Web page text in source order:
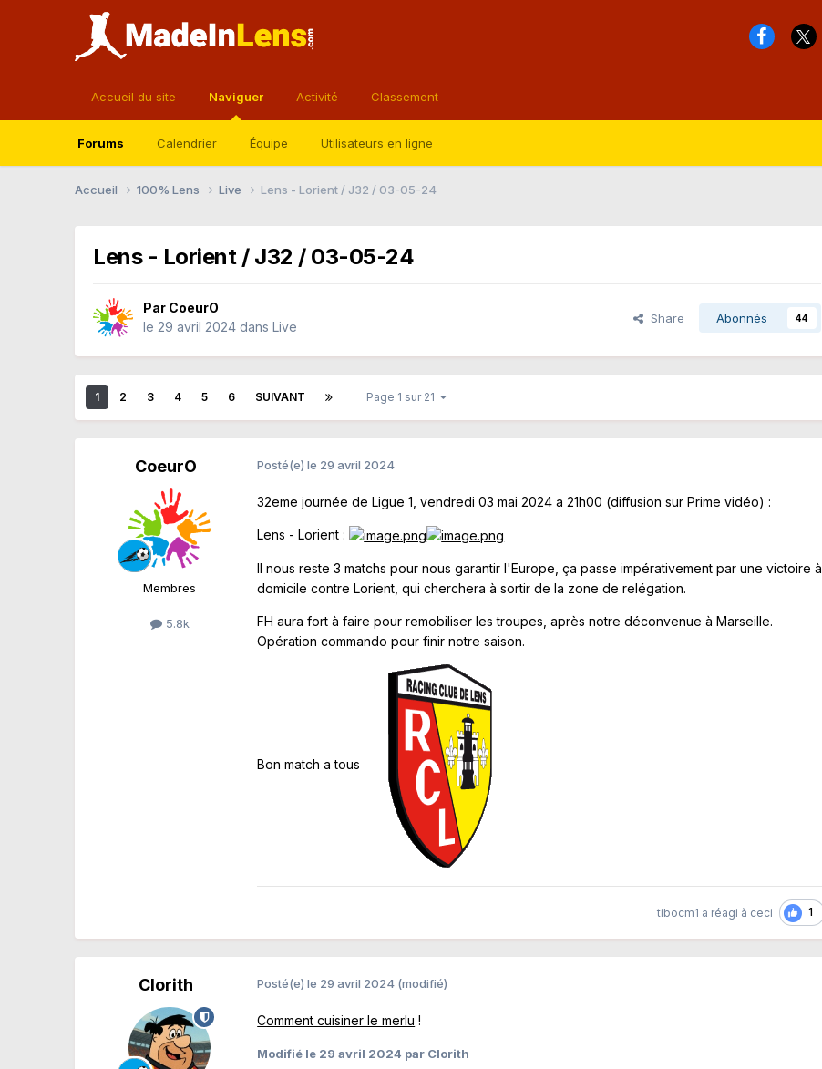
Accueil du site Naviguer
Forums Calendrier Équipe Utilisateurs en ligne
Activité Classement
Accueil 100% Lens Live Lens - Lorient / J32 / 03-05-24
Lens - Lorient / J32 / 03-05-24
Par CoeurO
le 29 avril 2024 dansLive
Share Abonnés 44
1 2 3 4 5 6 SUIVANT Page 1 sur 21
CoeurO
Membres
5.8k
Posté(e)le 29 avril 2024
32eme journée de Ligue 1, vendredi 03 mai 2024 a 21h00 (diffusion sur Prime vidéo):
Lens - Lorient:
Il nous reste 3 matchs pour nous garantir l'Europe, ça passe impérativement par une victoire à
domicile contre Lorient, qui cherchera à sortir de la zone de relégation.
FH aura fort à faire pour remobiliser les troupes, après notre déconvenue à Marseille.
Opération commando pour finir notre saison.
Bon match a tous
tibocm1 a réagi à ceci 1
Clorith Posté(e)le 29 avril 2024 (modifié)
Comment cuisiner le merlu !
Modifié le 29 avril 2024 par Clorith